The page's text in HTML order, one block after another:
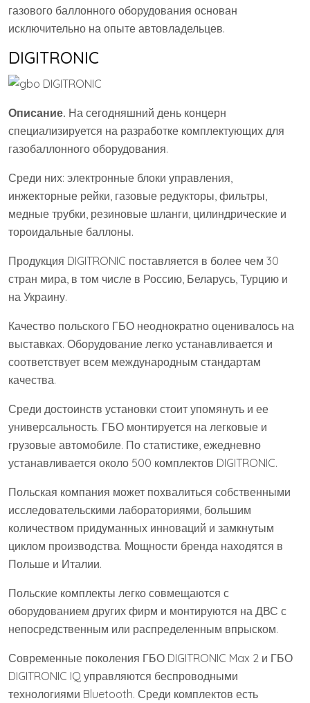
газового баллонного оборудования основан
исключительно на опыте автовладельцев.
DIGITRONIC
Описание. На сегодняшний день концерн
специализируется на разработке комплектующих для
газобаллонного оборудования.
Среди них: электронные блоки управления,
инжекторные рейки, газовые редукторы, фильтры,
медные трубки, резиновые шланги, цилиндрические и
тороидальные баллоны.
Продукция DIGITRONIC поставляется в более чем 30
стран мира, в том числе в Россию, Беларусь, Турцию и
на Украину.
Качество польского ГБО неоднократно оценивалось на
выставках. Оборудование легко устанавливается и
соответствует всем международным стандартам
качества.
Среди достоинств установки стоит упомянуть и ее
универсальность. ГБО монтируется на легковые и
грузовые автомобиле. По статистике, ежедневно
устанавливается около 500 комплектов DIGITRONIC.
Польская компания может похвалиться собственными
исследовательскими лабораториями, большим
количеством придуманных инноваций и замкнутым
циклом производства. Мощности бренда находятся в
Польше и Италии.
Польские комплекты легко совмещаются с
оборудованием других фирм и монтируются на ДВС с
непосредственным или распределенным впрыском.
Современные поколения ГБО DIGITRONIC Max 2 и ГБО
DIGITRONIC IQ управляются беспроводными
технологиями Bluetooth. Среди комплектов есть